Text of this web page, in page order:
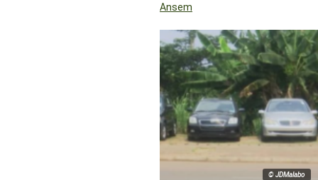
Ansem
© JDMalabo